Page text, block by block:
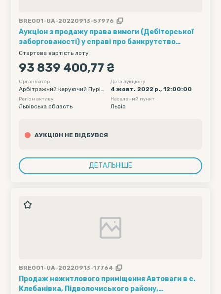
BRE001-UA-20220913-57976
Аукціон з продажу права вимоги (Дебіторської
заборгованості) у справі про банкрутство
Приватного підприємства «Захід- Агроінвест»
Стартова вартість лоту
93 839 400,77 ₴
Організатор
Арбітражний керуючий Пурій
Руслан Петрович
Дата аукціону
4 жовт. 2022 р., 12:00:00
Регіон активу
Львівська область
Населений пункт
Львів
АУКЦІОН НЕ ВІДБУВСЯ
ДЕТАЛЬНІШЕ
BRE001-UA-20220913-17764
Продаж нежитлового приміщення Автоваги в с.
Клебанівка, Підволочиського району,